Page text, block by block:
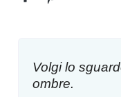
Volgi lo
ombre.